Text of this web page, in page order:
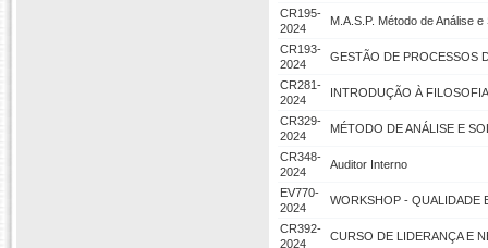
CR195-
2024
M.A.S.P. Método de Análise
CR193-
2024
GESTÃO DE PROCESSOS
CR281-
2024
INTRODUÇÃO À
CR329-
2024
MÉTODO DE ANÁLISE E
CR348-
2024
Auditor Interno
EV770-
2024
WORKSHOP - QUALIDADE
CR392-
2024
CURSO DE LIDERANÇA E